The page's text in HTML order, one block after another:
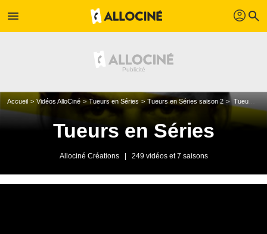
menu profil search
Accueil Vidéos AlloCiné Tueurs en Séries Tueurs en Séries saison 2 Tueurs en séries - Vendredi 6 mars 2009
Tueurs en Séries
Allociné Créations 249 vidéos et 7 saisons